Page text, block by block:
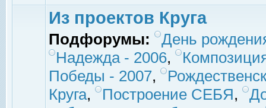
Из проектов Круга
Подфорумы:
День
Надежда - 2006,
Победы - 2007,
Круга, Построение СЕБЯ,